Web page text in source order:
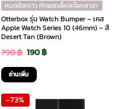
หมดชั่วคราว ทักแชทเช็คสต๊อกสาขา
Otterbox รุ่น Watch Bumper – เคส
Apple Watch Series 10 (46mm) – สี
Desert Tan (Brown)
790฿ Original
price
was:
790 ฿.
190฿Current
190 ฿.
อ่านเพิ่ม
-73%